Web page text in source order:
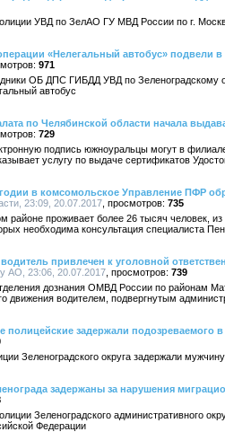
УВД по ЗелАО ГУ МВД России по г.
«Нелегальный автобус» подвели
971
ОБ ДПС ГИБДД УВД по Зеленоградскому
автобус
по Челябинской области начала
729
подпись южноуральцы могут в
услугу по выдаче сертификатов
в комсомольское Управление ПФР
23:09, 20.07.2017
735
районе проживает более 26 тысяч человек,
необходима консультация специалиста
привлечен к уголовной
АО, 23:06, 20.07.2017
739
дознания ОМВД России по районам
движения водителем, подвергнутым
полицейские задержали подозреваемого
Зеленоградского округа задержали
задержаны за нарушения
Зеленоградского административного
Федерации